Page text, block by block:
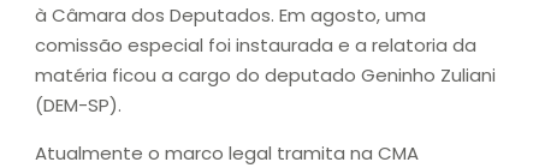
à Câmara dos Deputados. Em agosto, uma
comissão especial foi instaurada e a relatoria da
matéria ficou a cargo do deputado Geninho Zuliani
(DEM-SP).
Atualmente o marco legal tramita na CMA